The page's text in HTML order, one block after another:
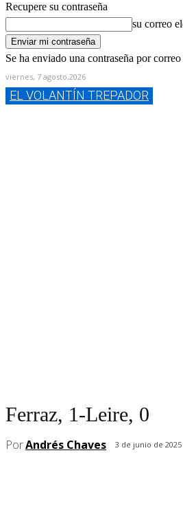
Recupere su contraseña
su correo
Se ha enviado una contraseña por
viernes, 7 agosto,2026
EL VOLANTÍN TREPADOR
Ferraz, 1-Leire, 0
PorAndrés Chaves 3 de junio de 2025